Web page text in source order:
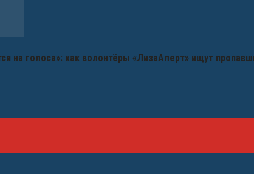
на голоса»: как волонтёры «ЛизаАлерт» ищут